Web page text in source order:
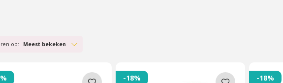
op: Meest bekeken
-18% -18%